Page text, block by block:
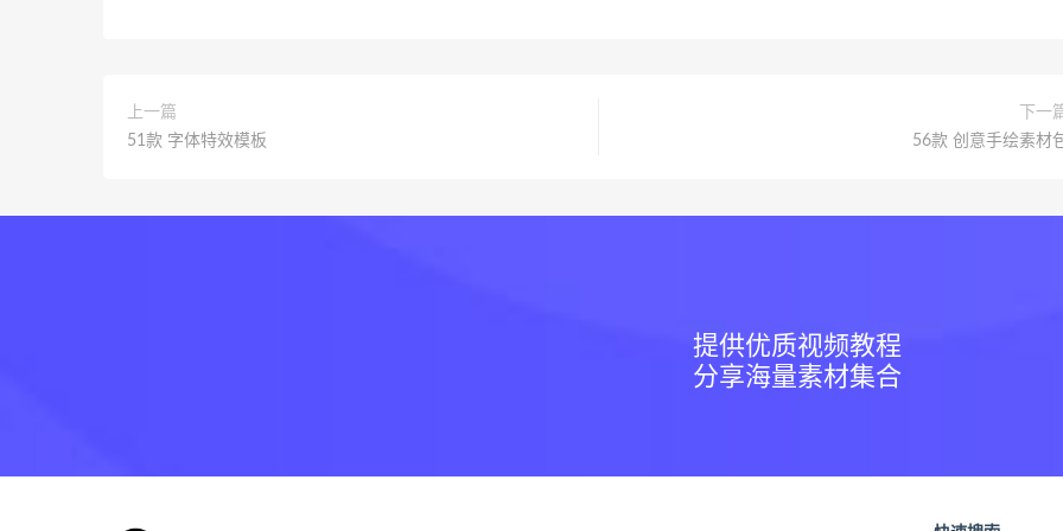
上一篇
51款 字体特效模板
下一
56款 创意手绘素材
提供优质视频教程
分享海量素材集合